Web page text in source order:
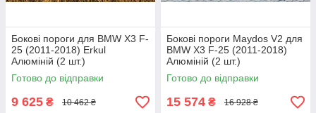
Бокові пороги для BMW X3 F-
25 (2011-2018) Erkul
Алюміній (2 шт.)
Готово до відправки
9 625 ₴ 10 462 ₴
Бокові пороги Maydos V2 для
BMW X3 F-25 (2011-2018)
Алюміній (2 шт.)
Готово до відправки
15 574 ₴ 16 928 ₴